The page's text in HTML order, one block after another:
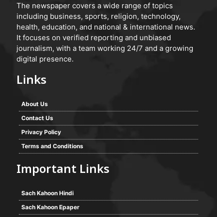
The newspaper covers a wide range of topics
including business, sports, religion, technology,
health, education, and national & international news.
It focuses on verified reporting and unbiased
journalism, with a team working 24/7 and a growing
digital presence.
Links
About Us
Contact Us
Privacy Policy
Terms and Conditions
Important Links
Sach Kahoon Hindi
Sach Kahoon Epaper